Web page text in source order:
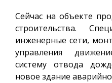
Сейчас на объекте
строительства.
инженерные сети,
управления
систему отвода
новое здание